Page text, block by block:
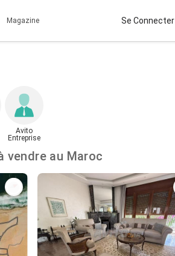
Magazine Se Connecter
Avito
Entreprise
Toutes les catégories à vendre au Maroc